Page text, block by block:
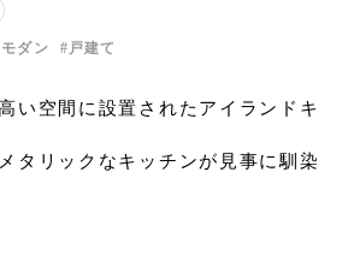
モダン 戸建て
い空間に設置されたアイランドキ
タリックなキッチンが見事に馴染